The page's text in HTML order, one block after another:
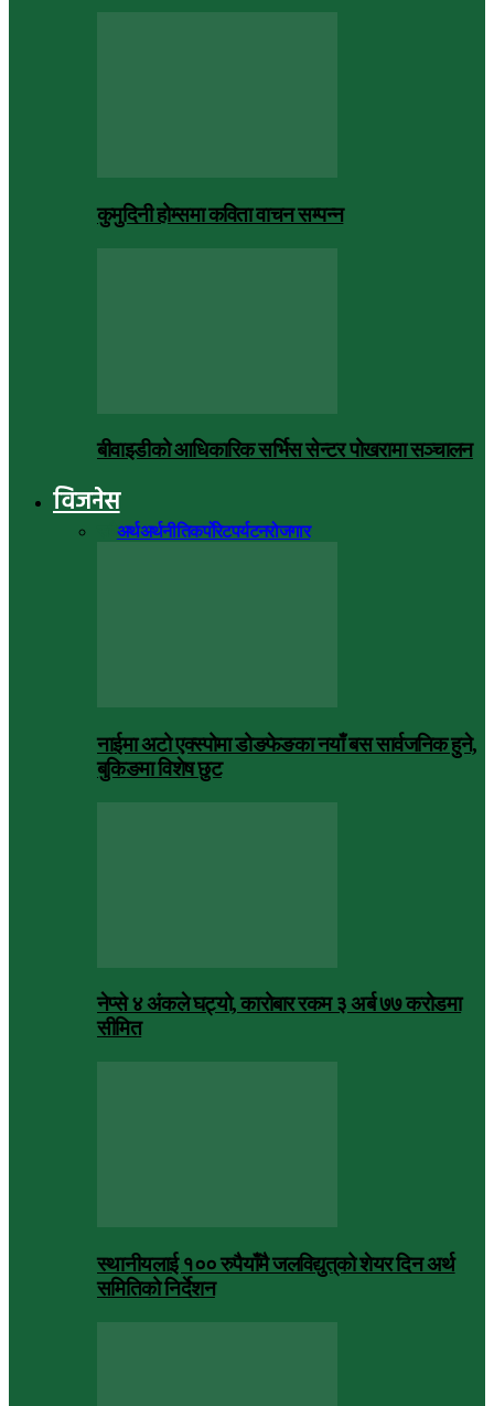
कुमुदिनी होम्समा कविता वाचन सम्पन्न
बीवाइडीको आधिकारिक सर्भिस सेन्टर पोखरामा सञ्चालन
विजनेस
अर्थअर्थनीतिकर्पोरेटपर्यटनरोजगार
नाईमा अटो एक्स्पोमा डोङफेङका नयाँ बस सार्वजनिक हुने,
बुकिङमा विशेष छुट
नेप्से ४ अंकले घट्यो, कारोबार रकम ३ अर्ब ७७ करोडमा
सीमित
स्थानीयलाई १०० रुपैयाँमै जलविद्युत्‌को शेयर दिन अर्थ
समितिको निर्देशन